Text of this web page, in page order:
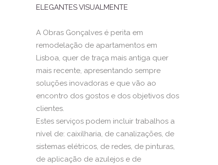
ELEGANTES VISUALMENTE
A Obras Gonçalves é perita em
remodelação de apartamentos em
Lisboa, quer de traça mais antiga quer
mais recente, apresentando sempre
soluções inovadoras e que vão ao
encontro dos gostos e dos objetivos dos
clientes.
Estes serviços podem incluir trabalhos a
nível de: caixilharia, de canalizações, de
sistemas elétricos, de redes, de pinturas,
de aplicação de azulejos e de